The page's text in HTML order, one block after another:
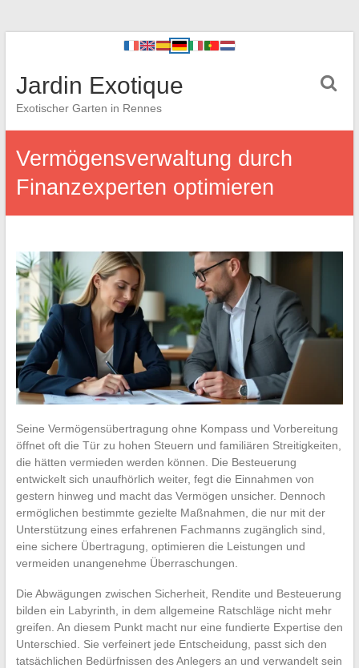
Jardin Exotique
Exotischer Garten in Rennes
Vermögensverwaltung durch
Finanzexperten optimieren
Seine Vermögensübertragung ohne Kompass und Vorbereitung
öffnet oft die Tür zu hohen Steuern und familiären Streitigkeiten,
die hätten vermieden werden können. Die Besteuerung
entwickelt sich unaufhörlich weiter, fegt die Einnahmen von
gestern hinweg und macht das Vermögen unsicher. Dennoch
ermöglichen bestimmte gezielte Maßnahmen, die nur mit der
Unterstützung eines erfahrenen Fachmanns zugänglich sind,
eine sichere Übertragung, optimieren die Leistungen und
vermeiden unangenehme Überraschungen.
Die Abwägungen zwischen Sicherheit, Rendite und Besteuerung
bilden ein Labyrinth, in dem allgemeine Ratschläge nicht mehr
greifen. An diesem Punkt macht nur eine fundierte Expertise den
Unterschied. Sie verfeinert jede Entscheidung, passt sich den
tatsächlichen Bedürfnissen des Anlegers an und verwandelt sein